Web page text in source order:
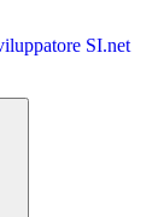
SI.net